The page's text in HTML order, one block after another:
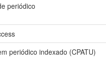
periódico
periódico indexado (CPATU)